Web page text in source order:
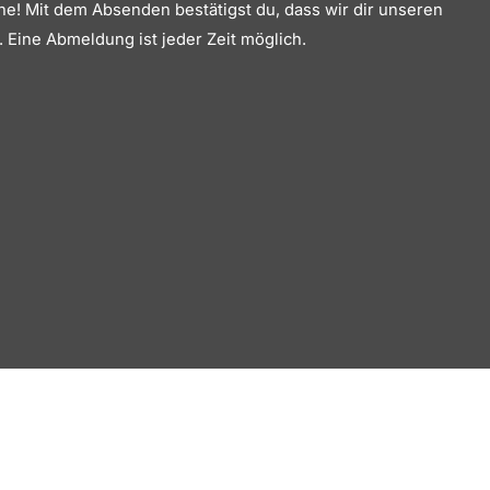
Mit dem Absenden bestätigst du, dass wir dir unseren
Abmeldung ist jeder Zeit möglich.